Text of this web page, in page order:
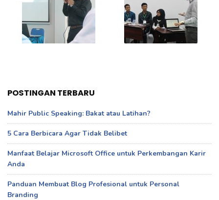
POSTINGAN TERBARU
Mahir Public Speaking: Bakat atau Latihan?
5 Cara Berbicara Agar Tidak Belibet
Manfaat Belajar Microsoft Office untuk Perkembangan Karir
Anda
Panduan Membuat Blog Profesional untuk Personal
Branding